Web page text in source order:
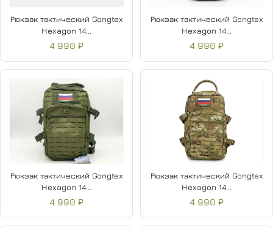
Рюкзак тактический Gongtex
Hexagon 14...
4 990 ₽
Рюкзак тактический Gongtex
Hexagon 14...
4 990 ₽
Рюкзак тактический Gongtex
Hexagon 14...
4 990 ₽
Рюкзак тактический Gongtex
Hexagon 14...
4 990 ₽